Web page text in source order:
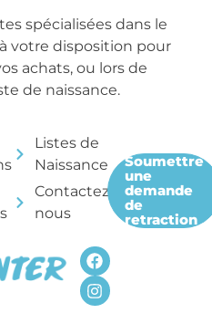
spécialisées dans le
votre disposition pour
achats, ou lors de
de naissance.
Listes de
Naissance
Contactez-
nous
Soumettre
une
demande
de
retraction